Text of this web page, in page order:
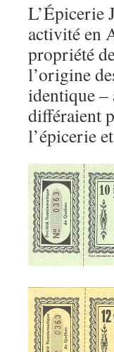
L’Épicerie
activité en
propriété
l’origine
identique –
différaient
l’épicerie